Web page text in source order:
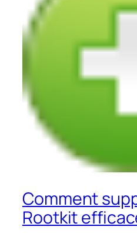
Comment
Rootkit